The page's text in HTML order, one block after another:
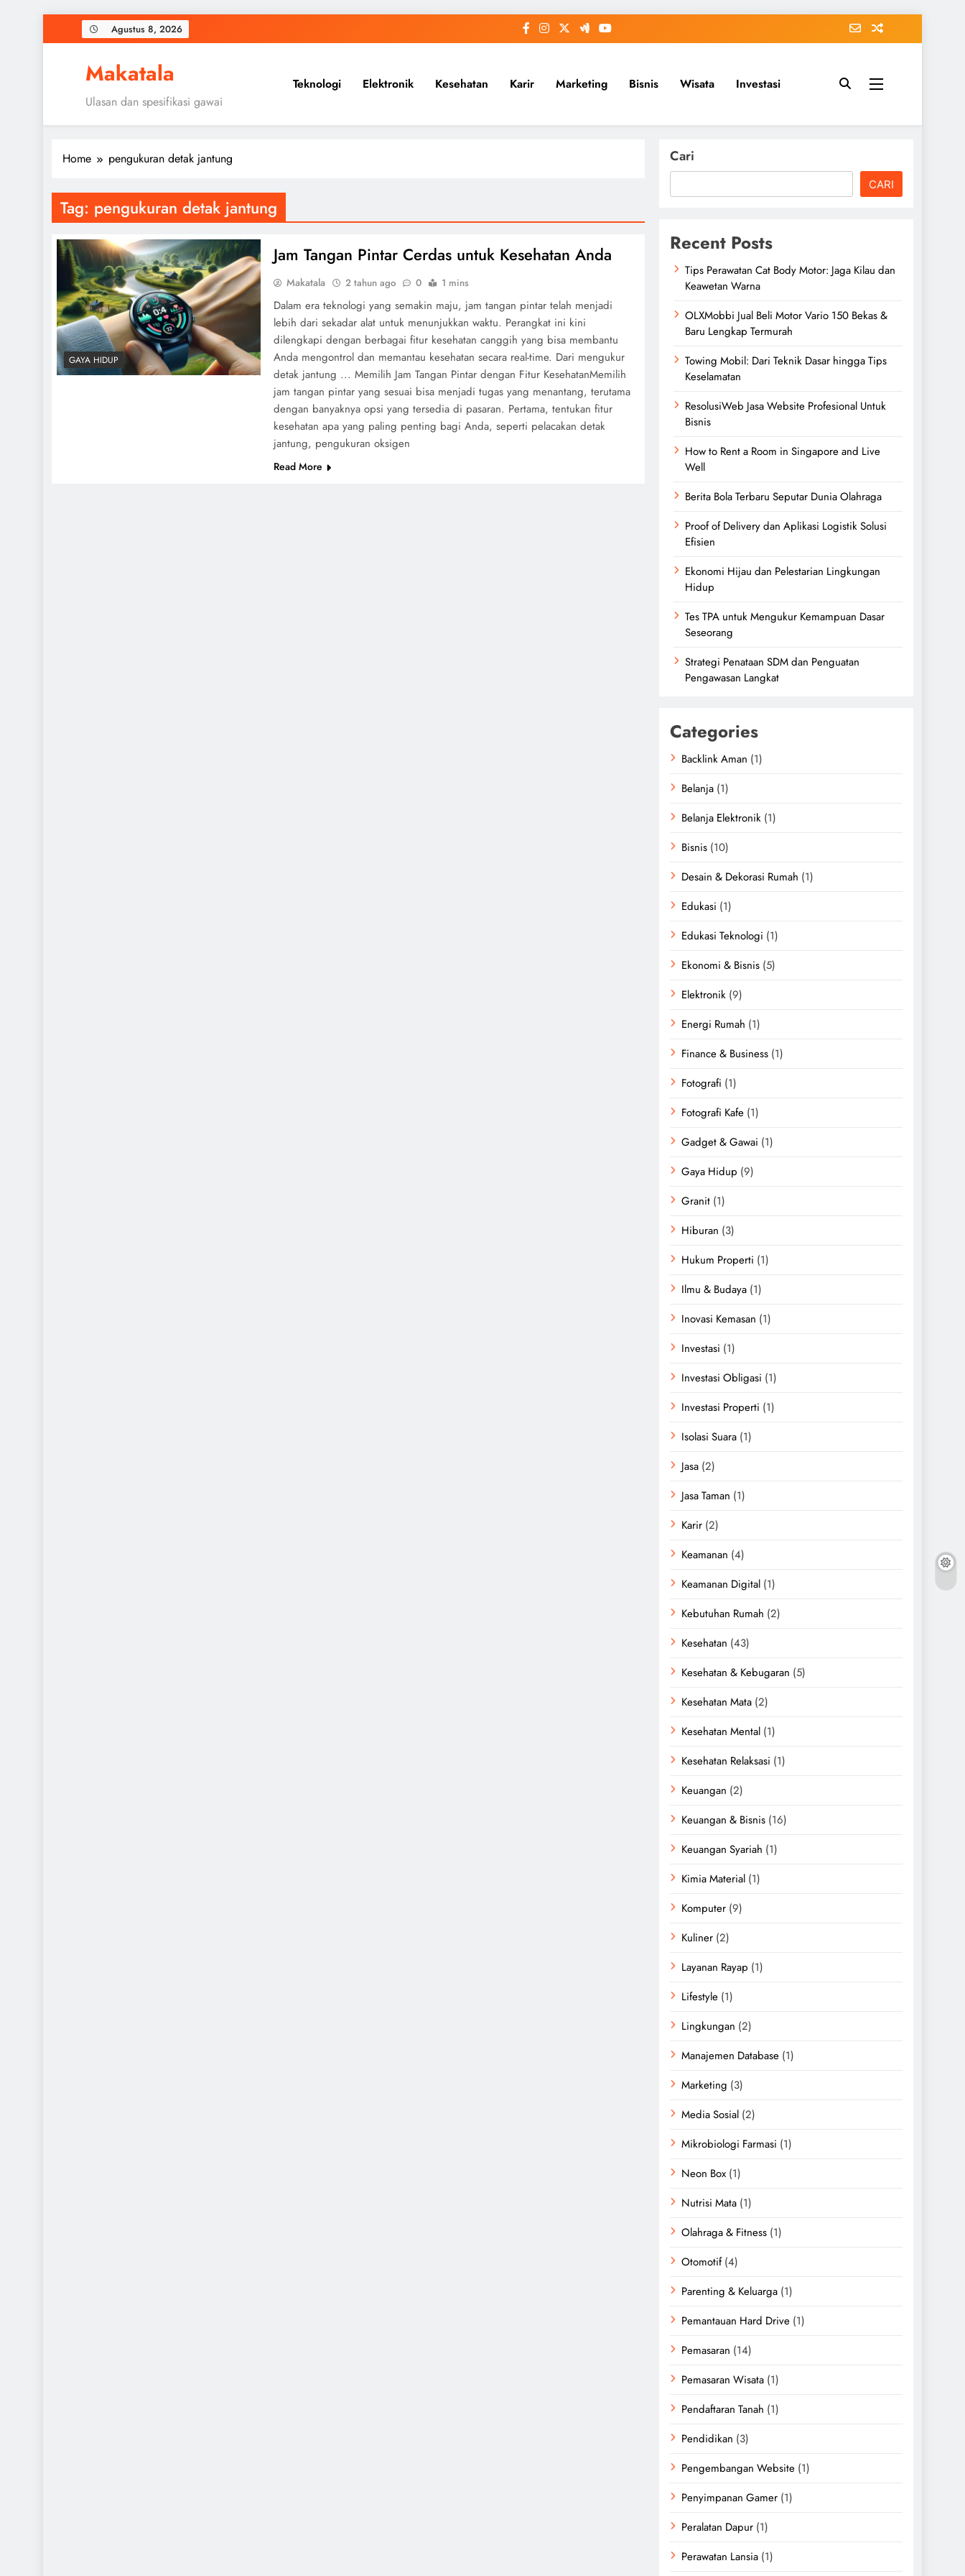
to
Agustus 8, 2026
Makatala
Ulasan dan spesifikasi gawai
Teknologi Elektronik Kesehatan Karir Marketing Bisnis Wisata Investasi
Home pengukuran detak jantung
Tag: pengukuran detak jantung
GAYA HIDUP
Jam Tangan Pintar Cerdas untuk Kesehatan Anda
Makatala 2 tahun ago 0 1 mins
Dalam era teknologi yang semakin maju, jam tangan pintar telah menjadi
lebih dari sekadar alat untuk menunjukkan waktu. Perangkat ini kini
dilengkapi dengan berbagai fitur kesehatan canggih yang bisa membantu
Anda mengontrol dan memantau kesehatan secara real-time. Dari mengukur
detak jantung ... Memilih Jam Tangan Pintar dengan Fitur KesehatanMemilih
jam tangan pintar yang sesuai bisa menjadi tugas yang menantang, terutama
dengan banyaknya opsi yang tersedia di pasaran. Pertama, tentukan fitur
kesehatan apa yang paling penting bagi Anda, seperti pelacakan detak
jantung, pengukuran oksigen
Read More
Cari
CARI
Recent Posts
Tips Perawatan Cat Body Motor: Jaga Kilau dan
Keawetan Warna
OLXMobbi Jual Beli Motor Vario 150 Bekas &
Baru Lengkap Termurah
Towing Mobil: Dari Teknik Dasar hingga Tips
Keselamatan
ResolusiWeb Jasa Website Profesional Untuk
Bisnis
How to Rent a Room in Singapore and Live
Well
Berita Bola Terbaru Seputar Dunia Olahraga
Proof of Delivery dan Aplikasi Logistik Solusi
Efisien
Ekonomi Hijau dan Pelestarian Lingkungan
Hidup
Tes TPA untuk Mengukur Kemampuan Dasar
Seseorang
Strategi Penataan SDM dan Penguatan
Pengawasan Langkat
Categories
Backlink Aman (1)
Belanja (1)
Belanja Elektronik (1)
Bisnis (10)
Desain & Dekorasi Rumah (1)
Edukasi (1)
Edukasi Teknologi (1)
Ekonomi & Bisnis (5)
Elektronik (9)
Energi Rumah (1)
Finance & Business (1)
Fotografi (1)
Fotografi Kafe (1)
Gadget & Gawai (1)
Gaya Hidup (9)
Granit (1)
Hiburan (3)
Hukum Properti (1)
Ilmu & Budaya (1)
Inovasi Kemasan (1)
Investasi (1)
Investasi Obligasi (1)
Investasi Properti (1)
Isolasi Suara (1)
Jasa (2)
Jasa Taman (1)
Karir (2)
Keamanan (4)
Keamanan Digital (1)
Kebutuhan Rumah (2)
Kesehatan (43)
Kesehatan & Kebugaran (5)
Kesehatan Mata (2)
Kesehatan Mental (1)
Kesehatan Relaksasi (1)
Keuangan (2)
Keuangan & Bisnis (16)
Keuangan Syariah (1)
Kimia Material (1)
Komputer (9)
Kuliner (2)
Layanan Rayap (1)
Lifestyle (1)
Lingkungan (2)
Manajemen Database (1)
Marketing (3)
Media Sosial (2)
Mikrobiologi Farmasi (1)
Neon Box (1)
Nutrisi Mata (1)
Olahraga & Fitness (1)
Otomotif(4)
Parenting & Keluarga (1)
Pemantauan Hard Drive (1)
Pemasaran (14)
Pemasaran Wisata (1)
Pendaftaran Tanah (1)
Pendidikan (3)
Pengembangan Website (1)
Penyimpanan Gamer (1)
Peralatan Dapur (1)
Perawatan Lansia (1)